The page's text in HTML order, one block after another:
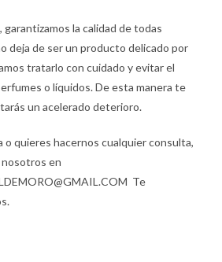
la calidad de todas
deja de ser un producto delicado por
tratarlo con cuidado y evitar el
o líquidos. De esta manera te
un acelerado deterioro.
o quieres hacernos cualquier consulta,
en
Te